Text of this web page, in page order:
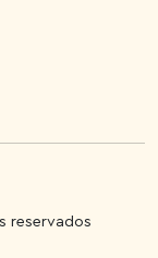
reservados